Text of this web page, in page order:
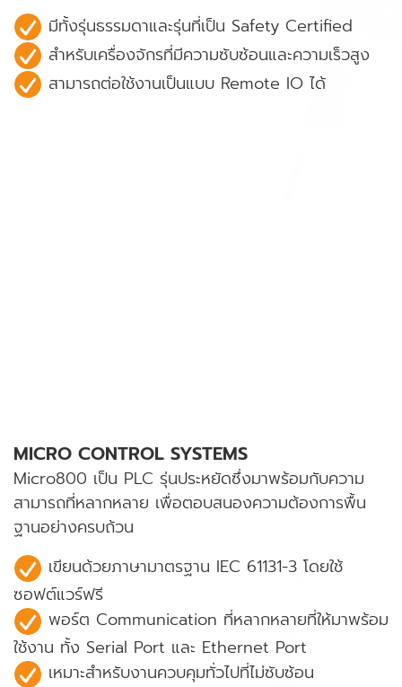
มีทั้งรุ่นธรรมดาและรุ่นที่เป็น Safety Certified
สำหรับเครื่องจักรที่มีความซับซ้อนและความเร็วสูง
สามารถต่อใช้งานเป็นแบบ Remote IO ได้
MICRO CONTROL SYSTEMS
Micro800 เป็น PLC รุ่นประหยัดซึ่งมาพร้อมกับความ
สามารถที่หลากหลาย เพื่อตอบสนองความต้องการพื้น
ฐานอย่างครบถ้วน
เขียนด้วยภาษามาตรฐาน IEC 61131-3 โดยใช้
ซอฟต์แวร์ฟรี
พอร์ต Communication ที่หลากหลายที่ให้มาพร้อม
ใช้งาน ทั้ง Serial Port และ Ethernet Port
เหมาะสำหรับงานควบคุมทั่วไปที่ไม่ซับซ้อน